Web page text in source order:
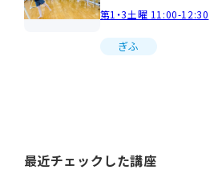
第1・3土曜 11:00-12:30
ぎふ
最近チェックした講座